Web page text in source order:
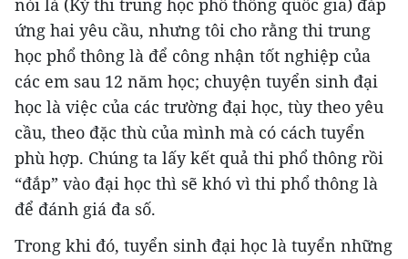
nói là (Kỳ thi trung học phổ thông quốc gia) đáp
ứng hai yêu cầu, nhưng tôi cho rằng thi trung
học phổ thông là để công nhận tốt nghiệp của
các em sau 12 năm học; chuyện tuyển sinh đại
học là việc của các trường đại học, tùy theo yêu
cầu, theo đặc thù của mình mà có cách tuyển
phù hợp. Chúng ta lấy kết quả thi phổ thông rồi
“đắp” vào đại học thì sẽ khó vì thi phổ thông là
để đánh giá đa số.
Trong khi đó, tuyển sinh đại học là tuyển những